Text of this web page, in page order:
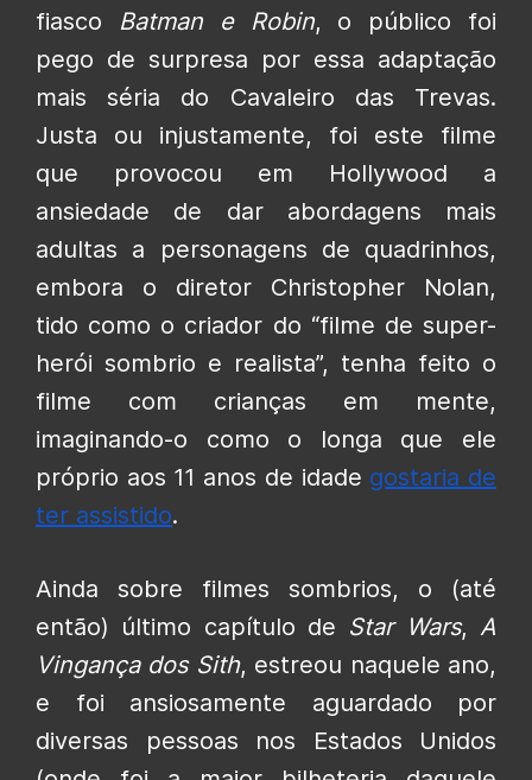
fiasco Batman e Robin, o público foi
pego de surpresa por essa adaptação
mais séria do Cavaleiro das Trevas.
Justa ou injustamente, foi este filme
que provocou em Hollywood a
ansiedade de dar abordagens mais
adultas a personagens de quadrinhos,
embora o diretor Christopher Nolan,
tido como o criador do “filme de super-
herói sombrio e realista”, tenha feito o
filme com crianças em mente,
imaginando-o como o longa que ele
próprio aos 11 anos de idade gostaria de
ter assistido.
Ainda sobre filmes sombrios, o (até
então) último capítulo de Star Wars,A
Vingança dos Sith, estreou naquele ano,
e foi ansiosamente aguardado por
diversas pessoas nos Estados Unidos